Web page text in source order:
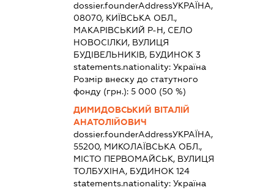
dossier.founderAddressУКРАЇНА,
08070, КИЇВСЬКА ОБЛ.,
МАКАРІВСЬКИЙ Р-Н, СЕЛО
НОВОСІЛКИ, ВУЛИЦЯ
БУДІВЕЛЬНИКІВ, БУДИНОК 3
statements.nationality: Україна
Розмір внеску до статутного
фонду (грн.): 5 000 (50 %)
ДИМИДОВСЬКИЙ ВІТАЛІЙ
АНАТОЛІЙОВИЧ
dossier.founderAddressУКРАЇНА,
55200, МИКОЛАЇВСЬКА ОБЛ.,
МІСТО ПЕРВОМАЙСЬК, ВУЛИЦЯ
ТОЛБУХІНА, БУДИНОК 124
statements.nationality: Україна